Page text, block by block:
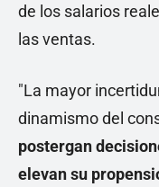
de los salarios
las ventas.
"La mayor
dinamismo del
postergan
elevan su